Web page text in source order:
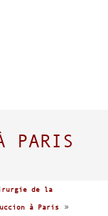
PARIS
de la
à Paris»